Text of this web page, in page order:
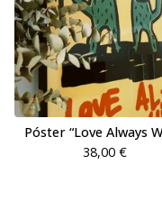
Póster “Love Always
38,00 €